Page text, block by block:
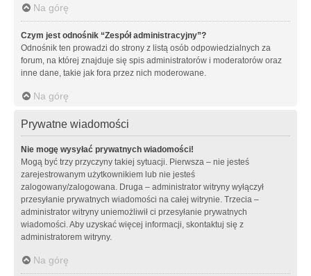
Na górę
Czym jest odnośnik “Zespół administracyjny”?
Odnośnik ten prowadzi do strony z listą osób odpowiedzialnych za
forum, na której znajduje się spis administratorów i moderatorów oraz
inne dane, takie jak fora przez nich moderowane.
Na górę
Prywatne wiadomości
Nie mogę wysyłać prywatnych wiadomości!
Mogą być trzy przyczyny takiej sytuacji. Pierwsza – nie jesteś
zarejestrowanym użytkownikiem lub nie jesteś
zalogowany/zalogowana. Druga – administrator witryny wyłączył
przesyłanie prywatnych wiadomości na całej witrynie. Trzecia –
administrator witryny uniemożliwił ci przesyłanie prywatnych
wiadomości. Aby uzyskać więcej informacji, skontaktuj się z
administratorem witryny.
Na górę